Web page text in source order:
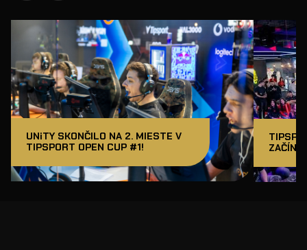
UNiTY SKONČILO NA 2. MIESTE V
TIPSPORT OPEN CUP #1!